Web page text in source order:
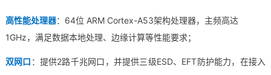
高性能处理器：64位 ARM Cortex-A53架构处理器，主频高达
1GHz，满足数据本地处理、 边缘计算等性能要求；
双网口 ：提供2路千兆网口，并提供三级ESD、EFT防护能力，在接入